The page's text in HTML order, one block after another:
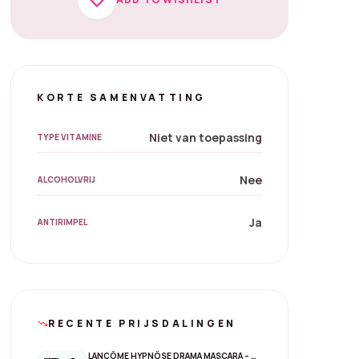
KORTE SAMENVATTING
TYPE VITAMINE Niet van toepassing
ALCOHOLVRIJ Nee
ANTIRIMPEL Ja
trending_downRECENTE PRIJSDALINGEN
LANCÔME HYPNÔSE DRAMA MASCARA – 01 EXCESSIVE BLACK